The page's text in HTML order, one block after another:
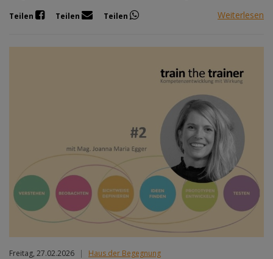
Teilen Teilen Teilen Weiterlesen
Freitag, 27.02.2026 | Haus der Begegnung